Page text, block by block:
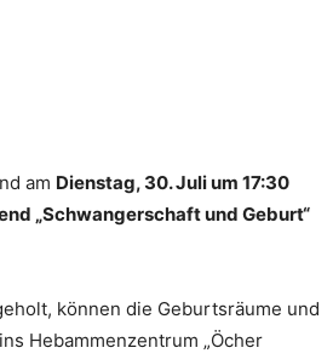
am Dienstag, 30. Juli um 17:30
„Schwangerschaft und Geburt“
können die Geburtsräume und
Hebammenzentrum „Öcher